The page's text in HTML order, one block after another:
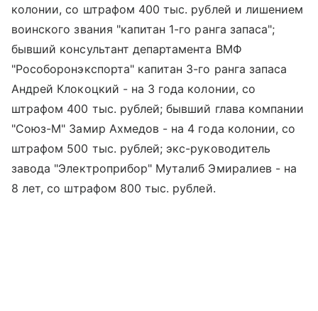
колонии, со штрафом 400 тыс. рублей и лишением
воинского звания "капитан 1-го ранга запаса";
бывший консультант департамента ВМФ
"Рособоронэкспорта" капитан 3-го ранга запаса
Андрей Клокоцкий - на 3 года колонии, со
штрафом 400 тыс. рублей; бывший глава компании
"Союз-М" Замир Ахмедов - на 4 года колонии, со
штрафом 500 тыс. рублей; экс-руководитель
завода "Электроприбор" Муталиб Эмиралиев - на
8 лет, со штрафом 800 тыс. рублей.